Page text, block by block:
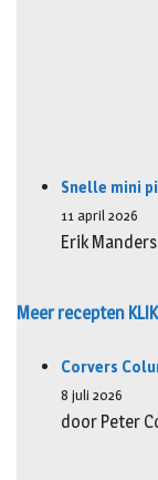
Snelle mini
11 april 2026
Erik Manders
Meer recepten KLIK
Corvers
8 juli 2026
door Peter